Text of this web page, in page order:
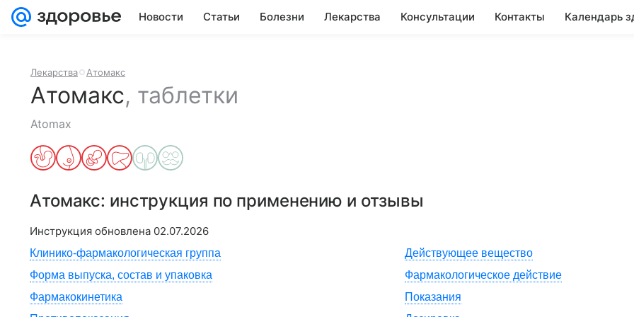
Новости Статьи Болезни Лекарства Консультации Контакты Календарь
Лекарства Атомакс
Атомакс, таблетки
Atomax
Атомакс: инструкция по применению и отзывы
Инструкция обновлена 02.07.2026
Клинико-фармакологическая группа
Действующее вещество
Форма выпуска, состав и упаковка
Фармакологическое действие
Фармакокинетика
Показания